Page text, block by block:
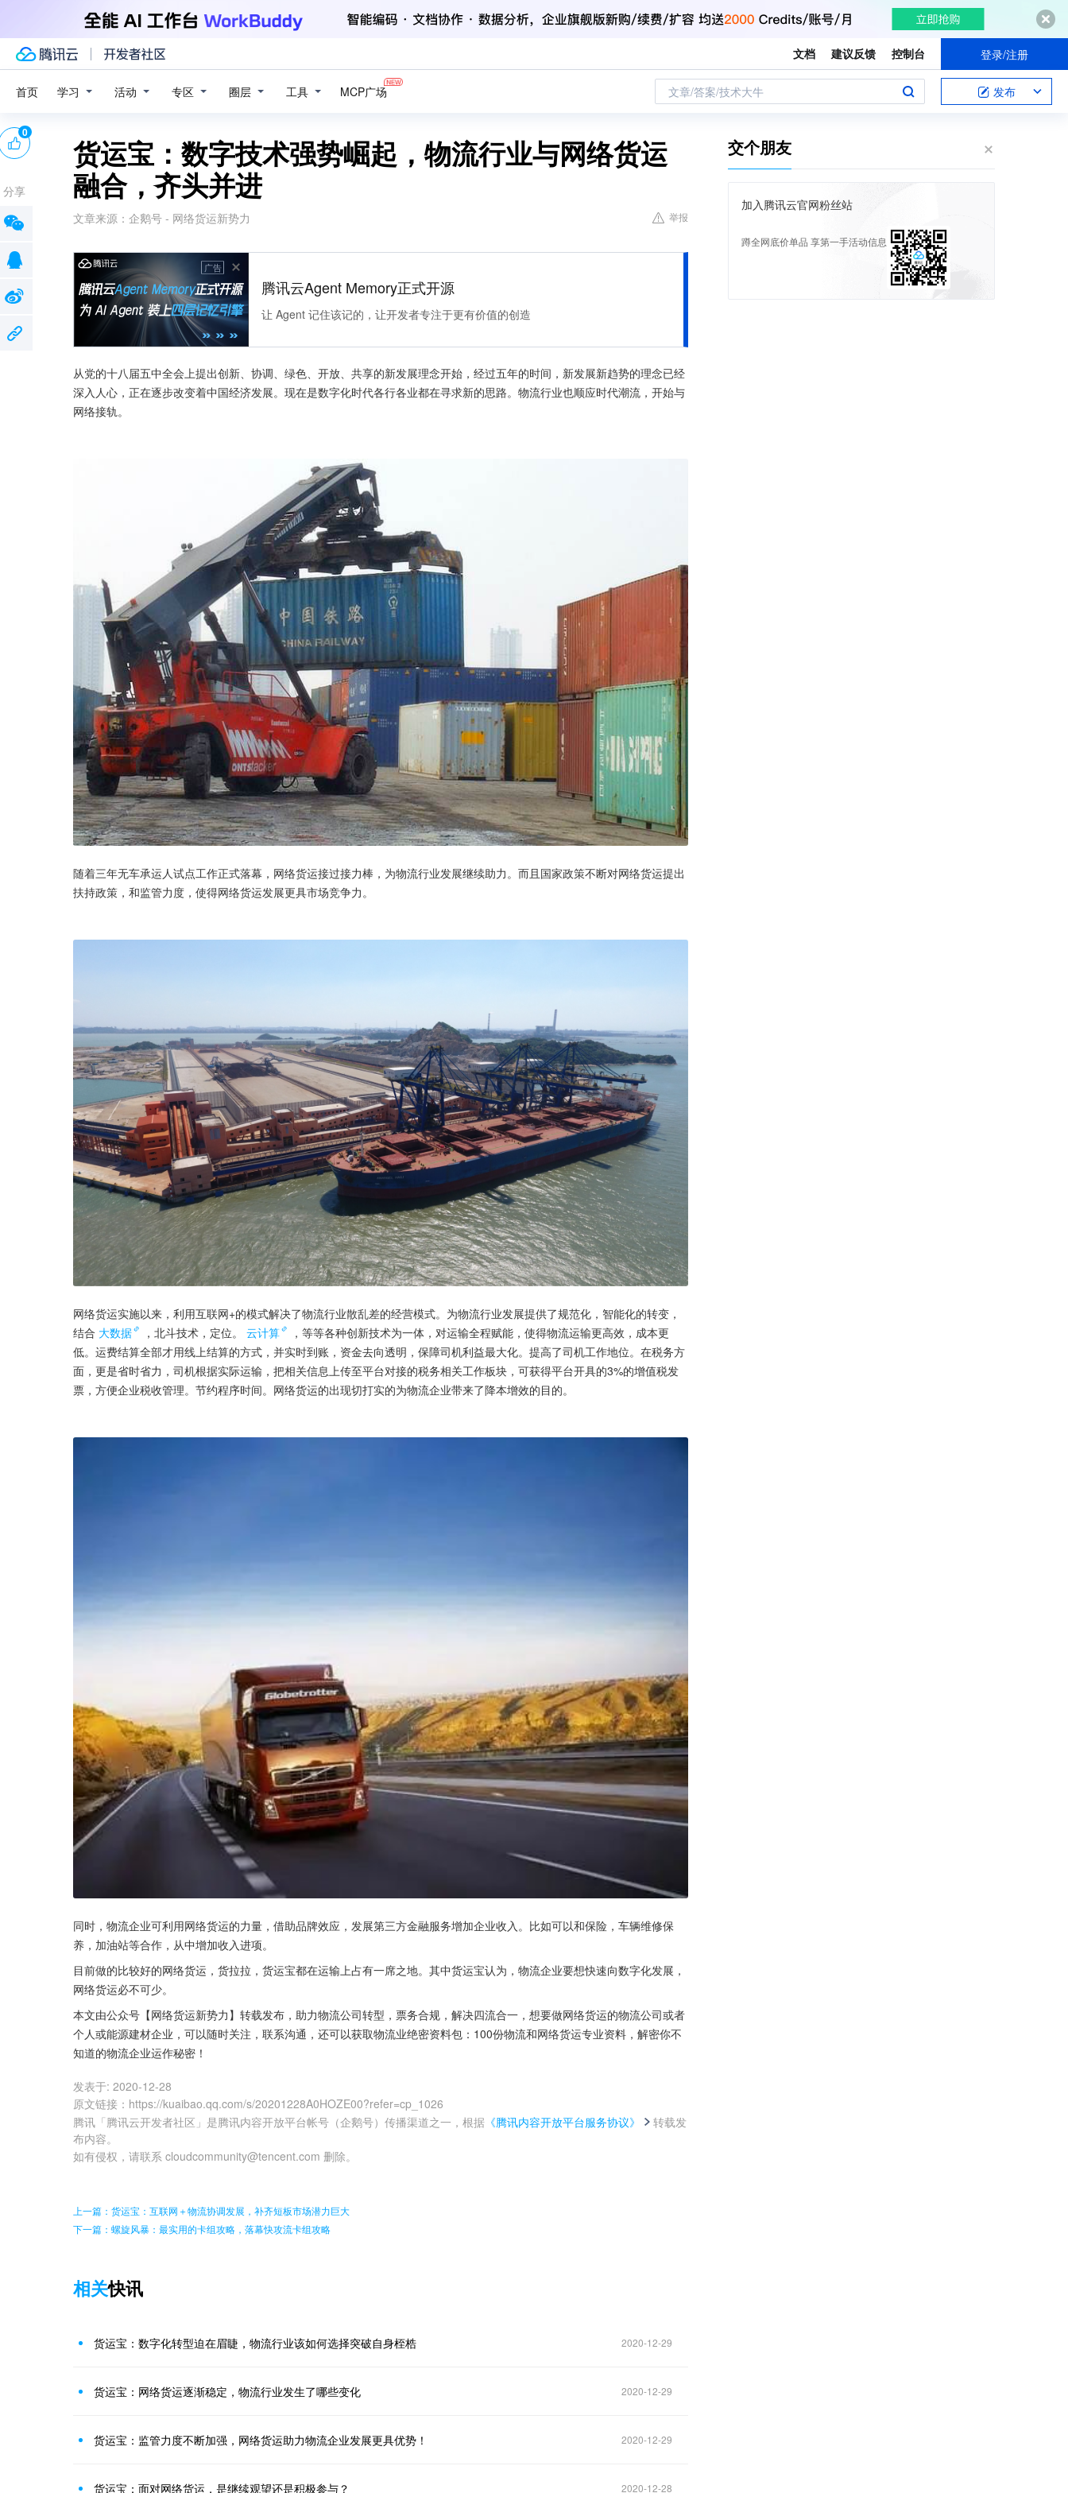
文档 建议反馈 控制台 登录/注册
首页 学习 活动 专区 圈层 工具 MCP广场 文章/答案/技术大牛 发布
货运宝：数字技术强势崛起，物流行业与网络货运
融合，齐头并进
文章来源： 企鹅号 - 网络货运新势力 举报
广告
腾讯云Agent Memory正式开源
让 Agent 记住该记的，让开发者专注于更有价值的创造
从党的十八届五中全会上提出创新、协调、绿色、开放、共享的新发展理念开始，经过五年的时间，新发展新趋势的理念已经
深入人心，正在逐步改变着中国经济发展。现在是数字化时代各行各业都在寻求新的思路。物流行业也顺应时代潮流，开始与
网络接轨。
随着三年无车承运人试点工作正式落幕，网络货运接过接力棒，为物流行业发展继续助力。而且国家政策不断对网络货运提出
扶持政策，和监管力度，使得网络货运发展更具市场竞争力。
网络货运实施以来，利用互联网+的模式解决了物流行业散乱差的经营模式。为物流行业发展提供了规范化，智能化的转变，
结合 大数据 ，北斗技术，定位。 云计算
，等等各种创新技术为一体，对运输全程赋能，使得物流运输更高效，成本更
低。运费结算全部才用线上结算的方式，并实时到账，资金去向透明，保障司机利益最大化。提高了司机工作地位。在税务方
面，更是省时省力，司机根据实际运输，把相关信息上传至平台对接的税务相关工作板块，可获得平台开具的3%的增值税发
票，方便企业税收管理。节约程序时间。网络货运的出现切打实的为物流企业带来了降本增效的目的。
同时，物流企业可利用网络货运的力量，借助品牌效应，发展第三方金融服务增加企业收入。比如可以和保险，车辆维修保
养，加油站等合作，从中增加收入进项。
目前做的比较好的网络货运，货拉拉，货运宝都在运输上占有一席之地。其中货运宝认为，物流企业要想快速向数字化发展，
网络货运必不可少。
本文由公众号【网络货运新势力】转载发布，助力物流公司转型，票务合规，解决四流合一，想要做网络货运的物流公司或者
个人或能源建材企业，可以随时关注，联系沟通，还可以获取物流业绝密资料包：100份物流和网络货运专业资料，解密你不
知道的物流企业运作秘密！
发表于: 2020-12-28
原文链接 ： https://kuaibao.qq.com/s/20201228A0HOZE00?refer=cp_1026
腾讯「腾讯云开发者社区」是腾讯内容开放平台帐号（企鹅号）传播渠道之一，根据 《腾讯内容开放平台服务协议》
转载发
布内容。
如有侵权，请联系 cloudcommunity@tencent.com 删除。
0
分享
上一篇：货运宝：互联网＋物流协调发展，补齐短板市场潜力巨大
下一篇：螺旋风暴：最实用的卡组攻略，落幕快攻流卡组攻略
相关快讯
货运宝：数字化转型迫在眉睫，物流行业该如何选择突破自身桎梏 2020-12-29
货运宝：网络货运逐渐稳定，物流行业发生了哪些变化 2020-12-29
货运宝：监管力度不断加强，网络货运助力物流企业发展更具优势！ 2020-12-29
货运宝：面对网络货运，是继续观望还是积极参与？ 2020-12-28
交个朋友
加入腾讯云官网粉丝站
蹲全网底价单品 享第一手活动信息